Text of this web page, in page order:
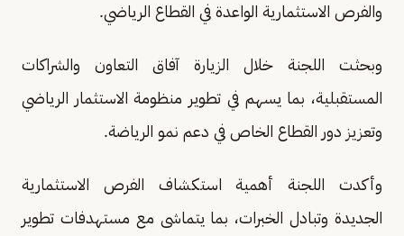
والفرص الاستثمارية الواعدة في القطاع الرياضي.
وبحثت اللجنة خلال الزيارة آفاق التعاون والشراكات
المستقبلية، بما يسهم في تطوير منظومة الاستثمار الرياضي
وتعزيز دور القطاع الخاص في دعم نمو الرياضة.
وأكدت اللجنة أهمية استكشاف الفرص الاستثمارية
الجديدة وتبادل الخبرات، بما يتماشى مع مستهدفات تطوير